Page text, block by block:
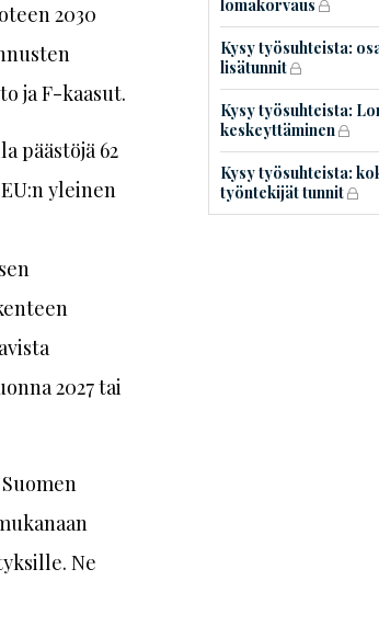
lomakorvaus
Kysy työsuhteista:
lisätunnit
Kysy työsuhteista:
keskeyttäminen
Kysy työsuhteista:
työntekijät tunnit
2030
ja F-kaasut.
päästöjä 62
yleinen
2027 tai
Ne